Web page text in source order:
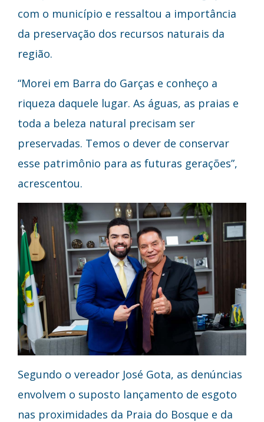
com o município e ressaltou a importância
da preservação dos recursos naturais da
região.
“Morei em Barra do Garças e conheço a
riqueza daquele lugar. As águas, as praias e
toda a beleza natural precisam ser
preservadas. Temos o dever de conservar
esse patrimônio para as futuras gerações”,
acrescentou.
Segundo o vereador José Gota, as denúncias
envolvem o suposto lançamento de esgoto
nas proximidades da Praia do Bosque e da